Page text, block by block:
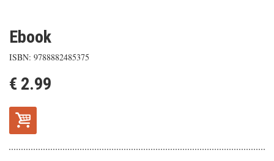
Ebook
ISBN: 9788882485375
€ 2.99